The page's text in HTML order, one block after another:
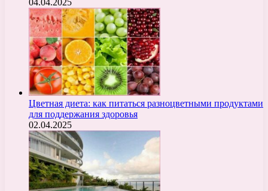
Цветная диета: как питаться разноцветными продуктами
для поддержания здоровья
02.04.2025